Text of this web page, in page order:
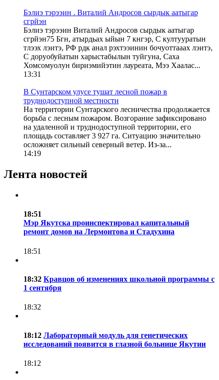
Бэлиэ тэрээин . Виталий Андросов сырдык аатыгар
сгрйэн
Бэлиэ тэрээин Виталий Андросов сырдык аатыгар
сгрйэн75 Бгн, атырдьах ыйын 7 кнгэр, С култууратын
тлээх лэитэ, РФ рдк анал рэхтээинин бочуоттааах лэитэ,
С доруобуйатын харыстабылын туйгуна, Саха
Хомсомуолун бириэмийэтин лауреата, Мээ Хаалас...
13:31
В Сунтарском улусе тушат лесной пожар в
труднодоступной местности
На территории Сунтарского лесничества продолжается
борьба с лесным пожаром. Возгорание зафиксировано
на удаленной и труднодоступной территории, его
площадь составляет 3 927 га. Ситуацию значительно
осложняет сильный северный ветер. Из-за...
14:19
Лента новостей
18:51
Мэр Якутска проинспектировал капитальный
ремонт домов на Лермонтова и Стадухина
18:51
18:32 Кравцов об изменениях школьной программы с
1 сентября
18:32
18:12 Лабораторный модуль для генетических
исследований появится в глазной больнице Якутии
18:12